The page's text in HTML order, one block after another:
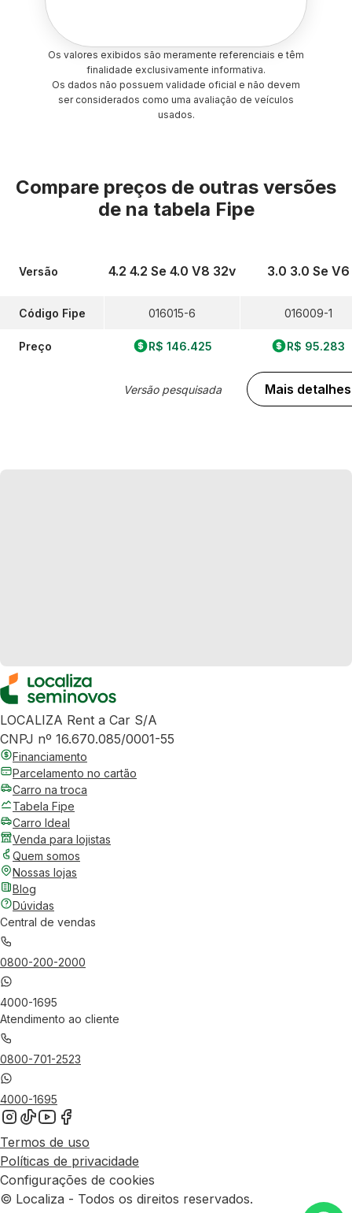
Os valores exibidos são meramente referenciais e têm
finalidade exclusivamente informativa.
Os dados não possuem validade oficial e não devem
ser considerados como uma avaliação de veículos
usados.
Compare preços de outras versões
de na tabela Fipe
Versão
Código Fipe
Preço
4.2 4.2 Se 4.0 V8 32v
016015-6
R$ 146.425
Versão pesquisada
3.0 3.0 Se V6
016009-1
R$ 95.283
Mais detalhes
LOCALIZA Rent a Car S/A
CNPJ nº 16.670.085/0001-55
Financiamento
Parcelamento no cartão
Carro na troca
Tabela Fipe
Carro Ideal
Venda para lojistas
Quem somos
Nossas lojas
Blog
Dúvidas
Central de vendas
0800-200-2000
4000-1695
Atendimento ao cliente
0800-701-2523
4000-1695
Termos de uso
Políticas de privacidade
Configurações de cookies
© Localiza - Todos os direitos reservados.